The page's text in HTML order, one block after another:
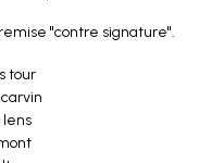
"contre signature".